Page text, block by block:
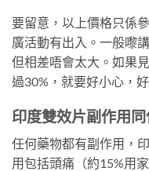
要留意，以上價格只係
廣活動有出入。一般嚟
但相差唔會太大。如果
過30%，就要好小心，
印度雙效片副作用
任何藥物都有副作用，
用包括頭痛（約15%用